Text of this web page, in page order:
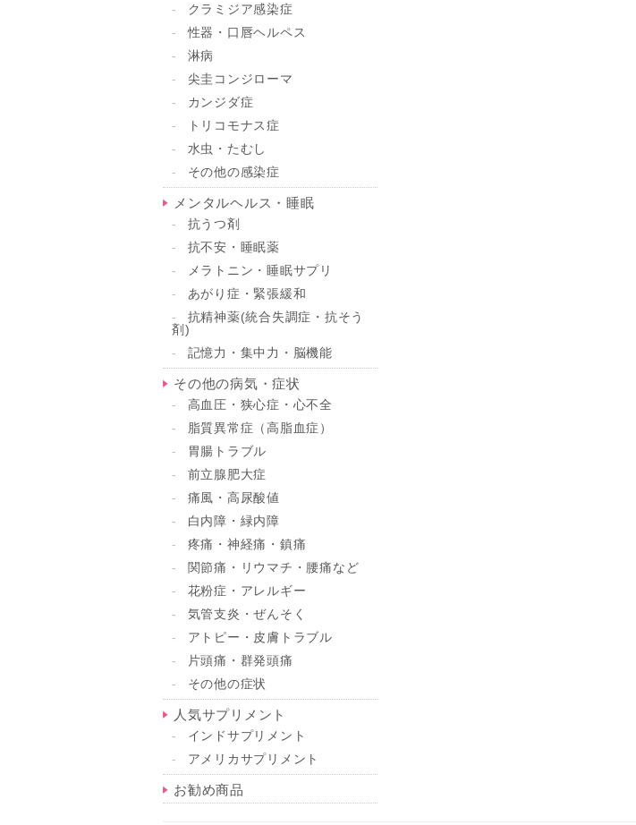
クラミジア感染症
性器・口唇ヘルペス
淋病
尖圭コンジローマ
カンジダ症
トリコモナス症
水虫・たむし
その他の感染症
メンタルヘルス・睡眠
抗うつ剤
抗不安・睡眠薬
メラトニン・睡眠サプリ
あがり症・緊張緩和
抗精神薬(統合失調症・抗そう
剤)
記憶力・集中力・脳機能
その他の病気・症状
高血圧・狭心症・心不全
脂質異常症（高脂血症）
胃腸トラブル
前立腺肥大症
痛風・高尿酸値
白内障・緑内障
疼痛・神経痛・鎮痛
関節痛・リウマチ・腰痛など
花粉症・アレルギー
気管支炎・ぜんそく
アトピー・皮膚トラブル
片頭痛・群発頭痛
その他の症状
人気サプリメント
インドサプリメント
アメリカサプリメント
お勧め商品